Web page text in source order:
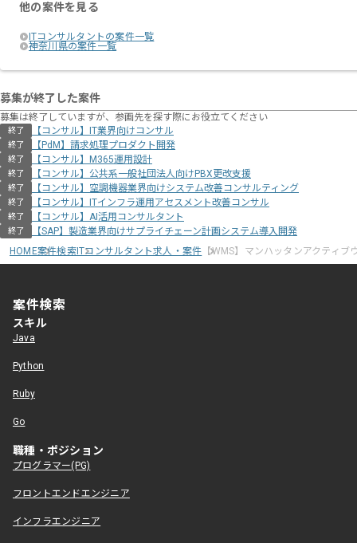
他の案件を見る
ITコンサルタントの案件一覧
神奈川県の案件一覧
募集が終了した案件
募集は終了していますが、参画先を探す際にお役立てください
終了 【コンサル】IT業界向けコンサル
終了 【PdM】請求処理プロダクト開発
終了 【コンサル】M365運用設計
終了 【コンサル】公共系一般社団法人向けPBX更改支援
終了 【コンサル】空調機器業界向けシステム改善コンサルティング
終了 【コンサル】ITインフラ運用アセスメント改善コンサル
終了 【コンサル】AI活用コンサルタント
終了
【SAP】製造業界向けサプライチェーン計画システム導入開発
HOME案件検索ITコンサルタント求人・案件 【WMS】マンハッタンアクティ
案件検索
スキル
Java
Python
Ruby
Go
職種・ポジション
プログラマー(PG)
フロントエンドエンジニア
インフラエンジニア